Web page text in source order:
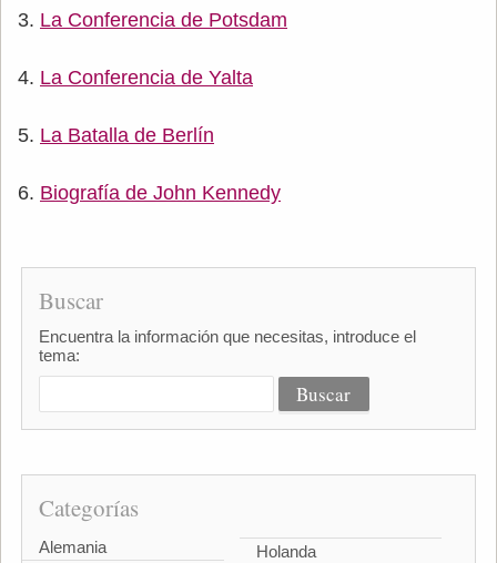
La Conferencia de Potsdam
La Conferencia de Yalta
La Batalla de Berlín
Biografía de John Kennedy
Buscar
Encuentra la información que necesitas, introduce el
tema:
Categorías
Alemania
Holanda